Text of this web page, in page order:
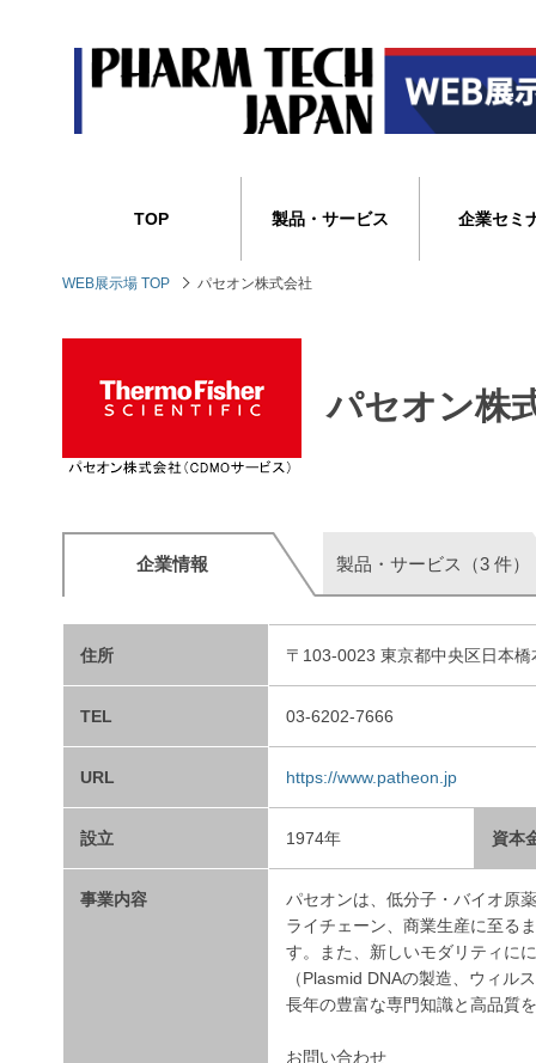
TOP 製品・サービス 企業セミ
WEB展示場 TOP パセオン株式会社
パセオン株
企業情報 製品・サービス（3 件）
住所 〒103-0023 東京都中央区日本
TEL 03-6202-7666
URL https://www.patheon.jp
設立 1974年 資本
事業内容
パセオンは、低分子・バイオ原
ライチェーン、商業生産に至る
す。また、新しいモダリティに
（Plasmid DNAの製造、ウィル
長年の豊富な専門知識と高品質
お問い合わせ